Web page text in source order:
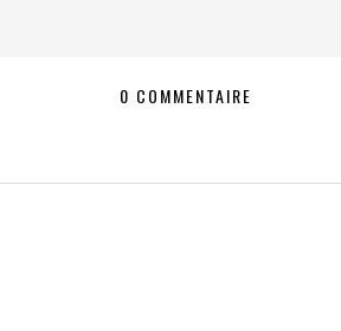
0 COMMENTAIRE